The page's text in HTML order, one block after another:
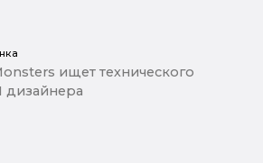
ищет технического
дизайнера